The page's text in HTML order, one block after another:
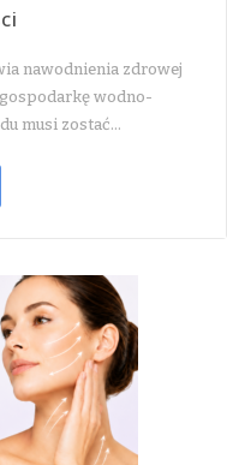
nawodnienia zdrowej
wodno-
musi zostać…